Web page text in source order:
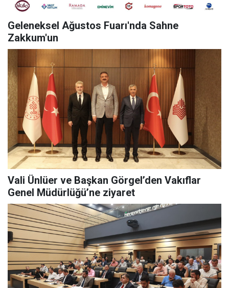
Geleneksel Ağustos Fuarı'nda Sahne
Zakkum'un
Vali Ünlüer ve Başkan Görgel’den Vakıflar
Genel Müdürlüğü’ne ziyaret